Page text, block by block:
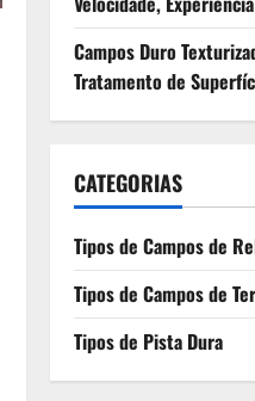
Campos Duro
Tratamento de
CATEGORIAS
Tipos de Campos de
Tipos de Campos de
Tipos de Pista Dura